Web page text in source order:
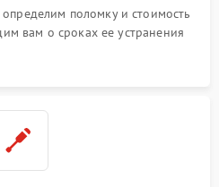
поломку и стоимость
вам о сроках ее устранения